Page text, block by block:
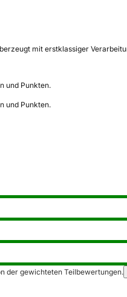
mit erstklassiger
und Punkten.
und Punkten.
der gewichteten Teilbewertungen.